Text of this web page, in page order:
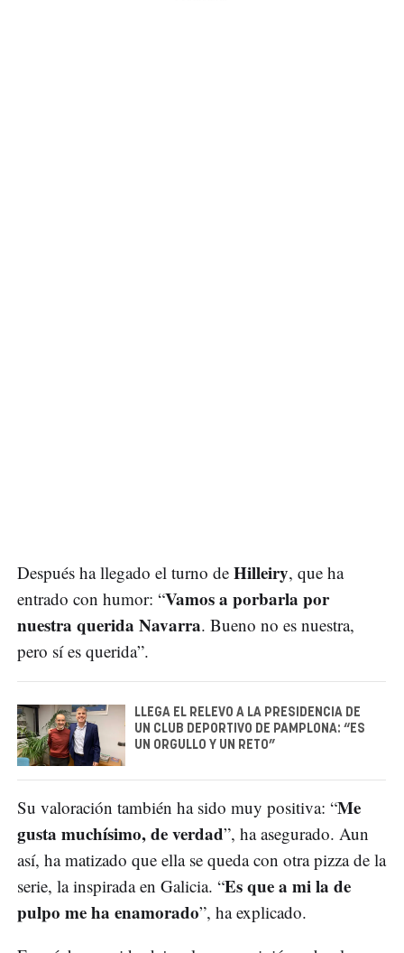
Después ha llegado el turno de Hilleiry, que ha
entrado con humor: “Vamos a porbarla por
nuestra querida Navarra. Bueno no es nuestra,
pero sí es querida”.
LLEGA EL RELEVO A LA PRESIDENCIA DE
UN CLUB DEPORTIVO DE PAMPLONA: “ES
UN ORGULLO Y UN RETO”
Su valoración también ha sido muy positiva: “Me
gusta muchísimo, de verdad”, ha asegurado. Aun
así, ha matizado que ella se queda con otra pizza de la
serie, la inspirada en Galicia. “Es que a mi la de
pulpo me ha enamorado”, ha explicado.